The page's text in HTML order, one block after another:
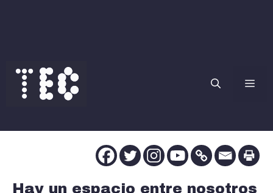
contenido
Hay un espacio entre nosotros